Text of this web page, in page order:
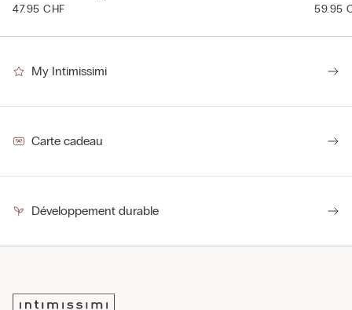
47.95 CHF
59.95
My Intimissimi
Carte cadeau
Développement durable